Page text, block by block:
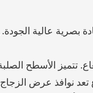
عالية
تتميز الأسطح
تعد نوافذ عرض